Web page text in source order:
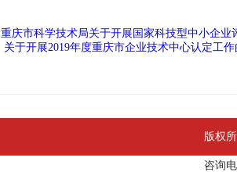
重庆市科学技术局关于开展国家科技型中小企业
关于开展2019年度重庆市企业技术中心认定工
版权
咨询